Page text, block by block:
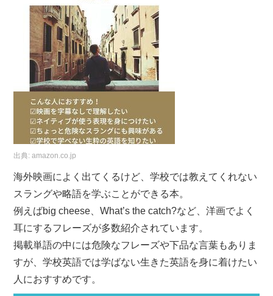
出典:amazon.co.jp
海外映画によく出てくるけど、学校では教えてくれない
スラングや略語を学ぶことができる本。
例えばbig cheese、What’s the catch?など、洋画でよく
耳にするフレーズが多数紹介されています。
掲載単語の中には危険なフレーズや下品な言葉もありま
すが、学校英語では学ばない生きた英語を身に着けたい
人におすすめです。